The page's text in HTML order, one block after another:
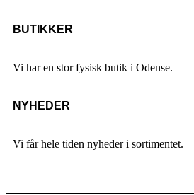
BUTIKKER
Vi har en stor fysisk butik i Odense.
NYHEDER
Vi får hele tiden nyheder i sortimentet.